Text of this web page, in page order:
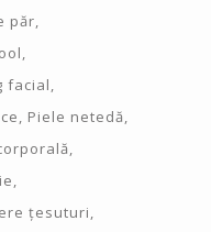
păr
facial
Piele netedă
țesuturi